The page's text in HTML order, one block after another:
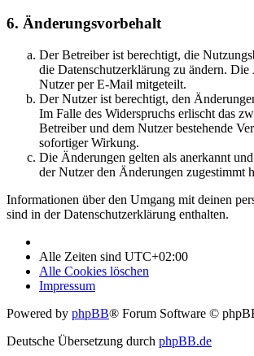
6. Änderungsvorbehalt
Der Betreiber ist berechtigt, die
die Datenschutzerklärung zu ändern.
Nutzer per E-Mail mitgeteilt.
Der Nutzer ist berechtigt, den
Im Falle des Widerspruchs erlischt das
Betreiber und dem Nutzer bestehende
sofortiger Wirkung.
Die Änderungen gelten als anerkannt
der Nutzer den Änderungen zugestimmt
Informationen über den Umgang mit deinen
sind in der Datenschutzerklärung enthalten.
Alle Zeiten sind UTC+02:00
Alle Cookies löschen
Impressum
Powered by phpBB® Forum Software ©
Deutsche Übersetzung durch phpBB.de